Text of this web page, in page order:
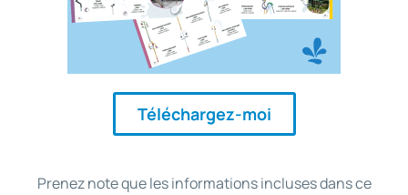
Téléchargez-moi
Prenez note que les informations incluses dans ce